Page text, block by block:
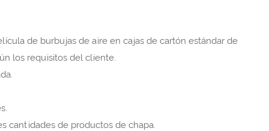
de burbujas de aire en cajas de cartón estándar de
los requisitos del cliente.
cantidades de productos de chapa.